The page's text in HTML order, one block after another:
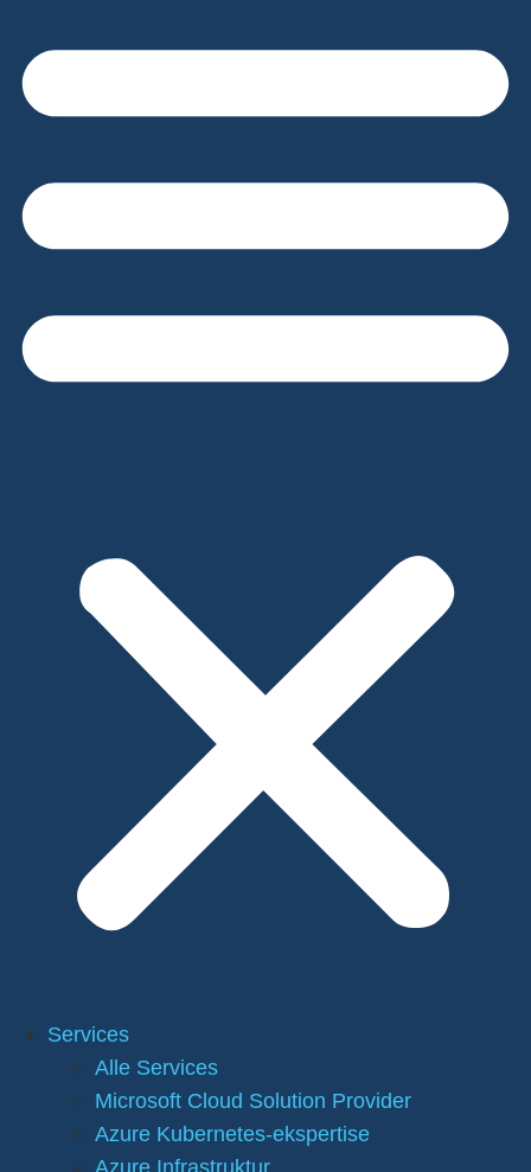
Services
Alle Services
Microsoft Cloud Solution Provider
Azure Kubernetes-ekspertise